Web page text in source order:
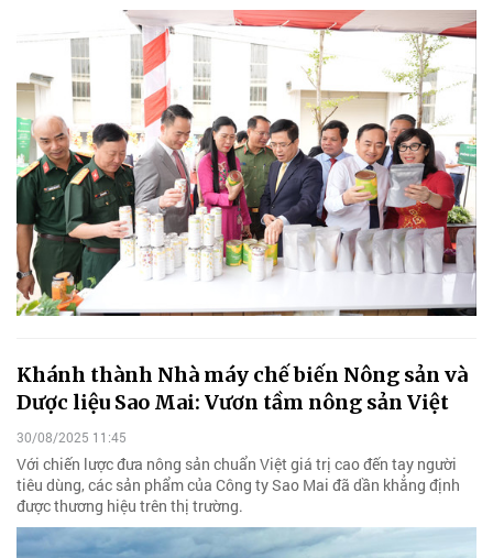
Khánh thành Nhà máy chế biến Nông sản và
Dược liệu Sao Mai: Vươn tầm nông sản Việt
30/08/2025 11:45
Với chiến lược đưa nông sản chuẩn Việt giá trị cao đến tay người
tiêu dùng, các sản phẩm của Công ty Sao Mai đã dần khẳng định
được thương hiệu trên thị trường.